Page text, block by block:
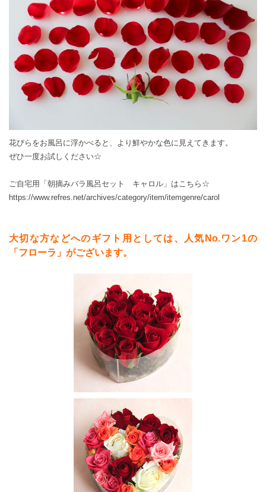
花びらをお風呂に浮かべると、より鮮やかな色に見えてきます。
ぜひ一度お試しください☆
ご自宅用「朝摘みバラ風呂セット キャロル」はこちら☆
https://www.refres.net/archives/category/item/itemgenre/carol
大切な方などへのギフト用としては、人気No.ワン1の
「フローラ」がございます。